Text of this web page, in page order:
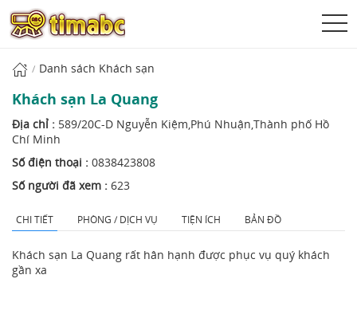
Danh sách Khách sạn
Khách sạn La Quang
Địa chỉ : 589/20C-D Nguyễn Kiệm,Phú Nhuận,Thành phố Hồ
Chí Minh
Số điện thoại : 0838423808
Số người đã xem : 623
CHI TIẾT PHÒNG / DỊCH VỤ TIỆN ÍCH BẢN ĐỒ
Khách sạn La Quang rất hân hạnh được phục vụ quý khách
gần xa